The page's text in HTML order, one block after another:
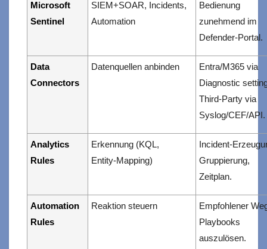
Microsoft
Sentinel
SIEM+SOAR, Incidents,
Automation
Bedienung
zunehmend im
Defender‑Portal.
Data
Connectors
Datenquellen anbinden
Entra/M365 via
Diagnostic
Third‑Party via
Syslog/CEF/API.
Analytics
Rules
Erkennung (KQL,
Entity‑Mapping)
Gruppierung,
Zeitplan.
Automation
Rules
Reaktion steuern
Empfohlener
Playbooks
auszulösen.